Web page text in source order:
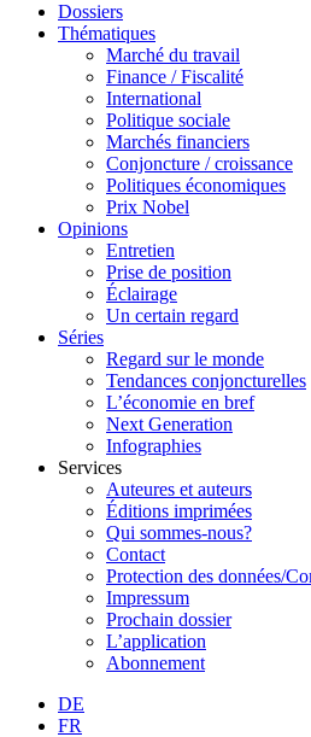
Dossiers
Thématiques
Marché du travail
Finance / Fiscalité
International
Politique sociale
Marchés financiers
Conjoncture / croissance
Politiques économiques
Prix Nobel
Opinions
Entretien
Prise de position
Éclairage
Un certain regard
Séries
Regard sur le monde
Tendances conjoncturelles
L’économie en bref
Next Generation
Infographies
Services
Auteures et auteurs
Éditions imprimées
Qui sommes-nous?
Contact
Protection des données/
Impressum
Prochain dossier
L’application
Abonnement
DE
FR